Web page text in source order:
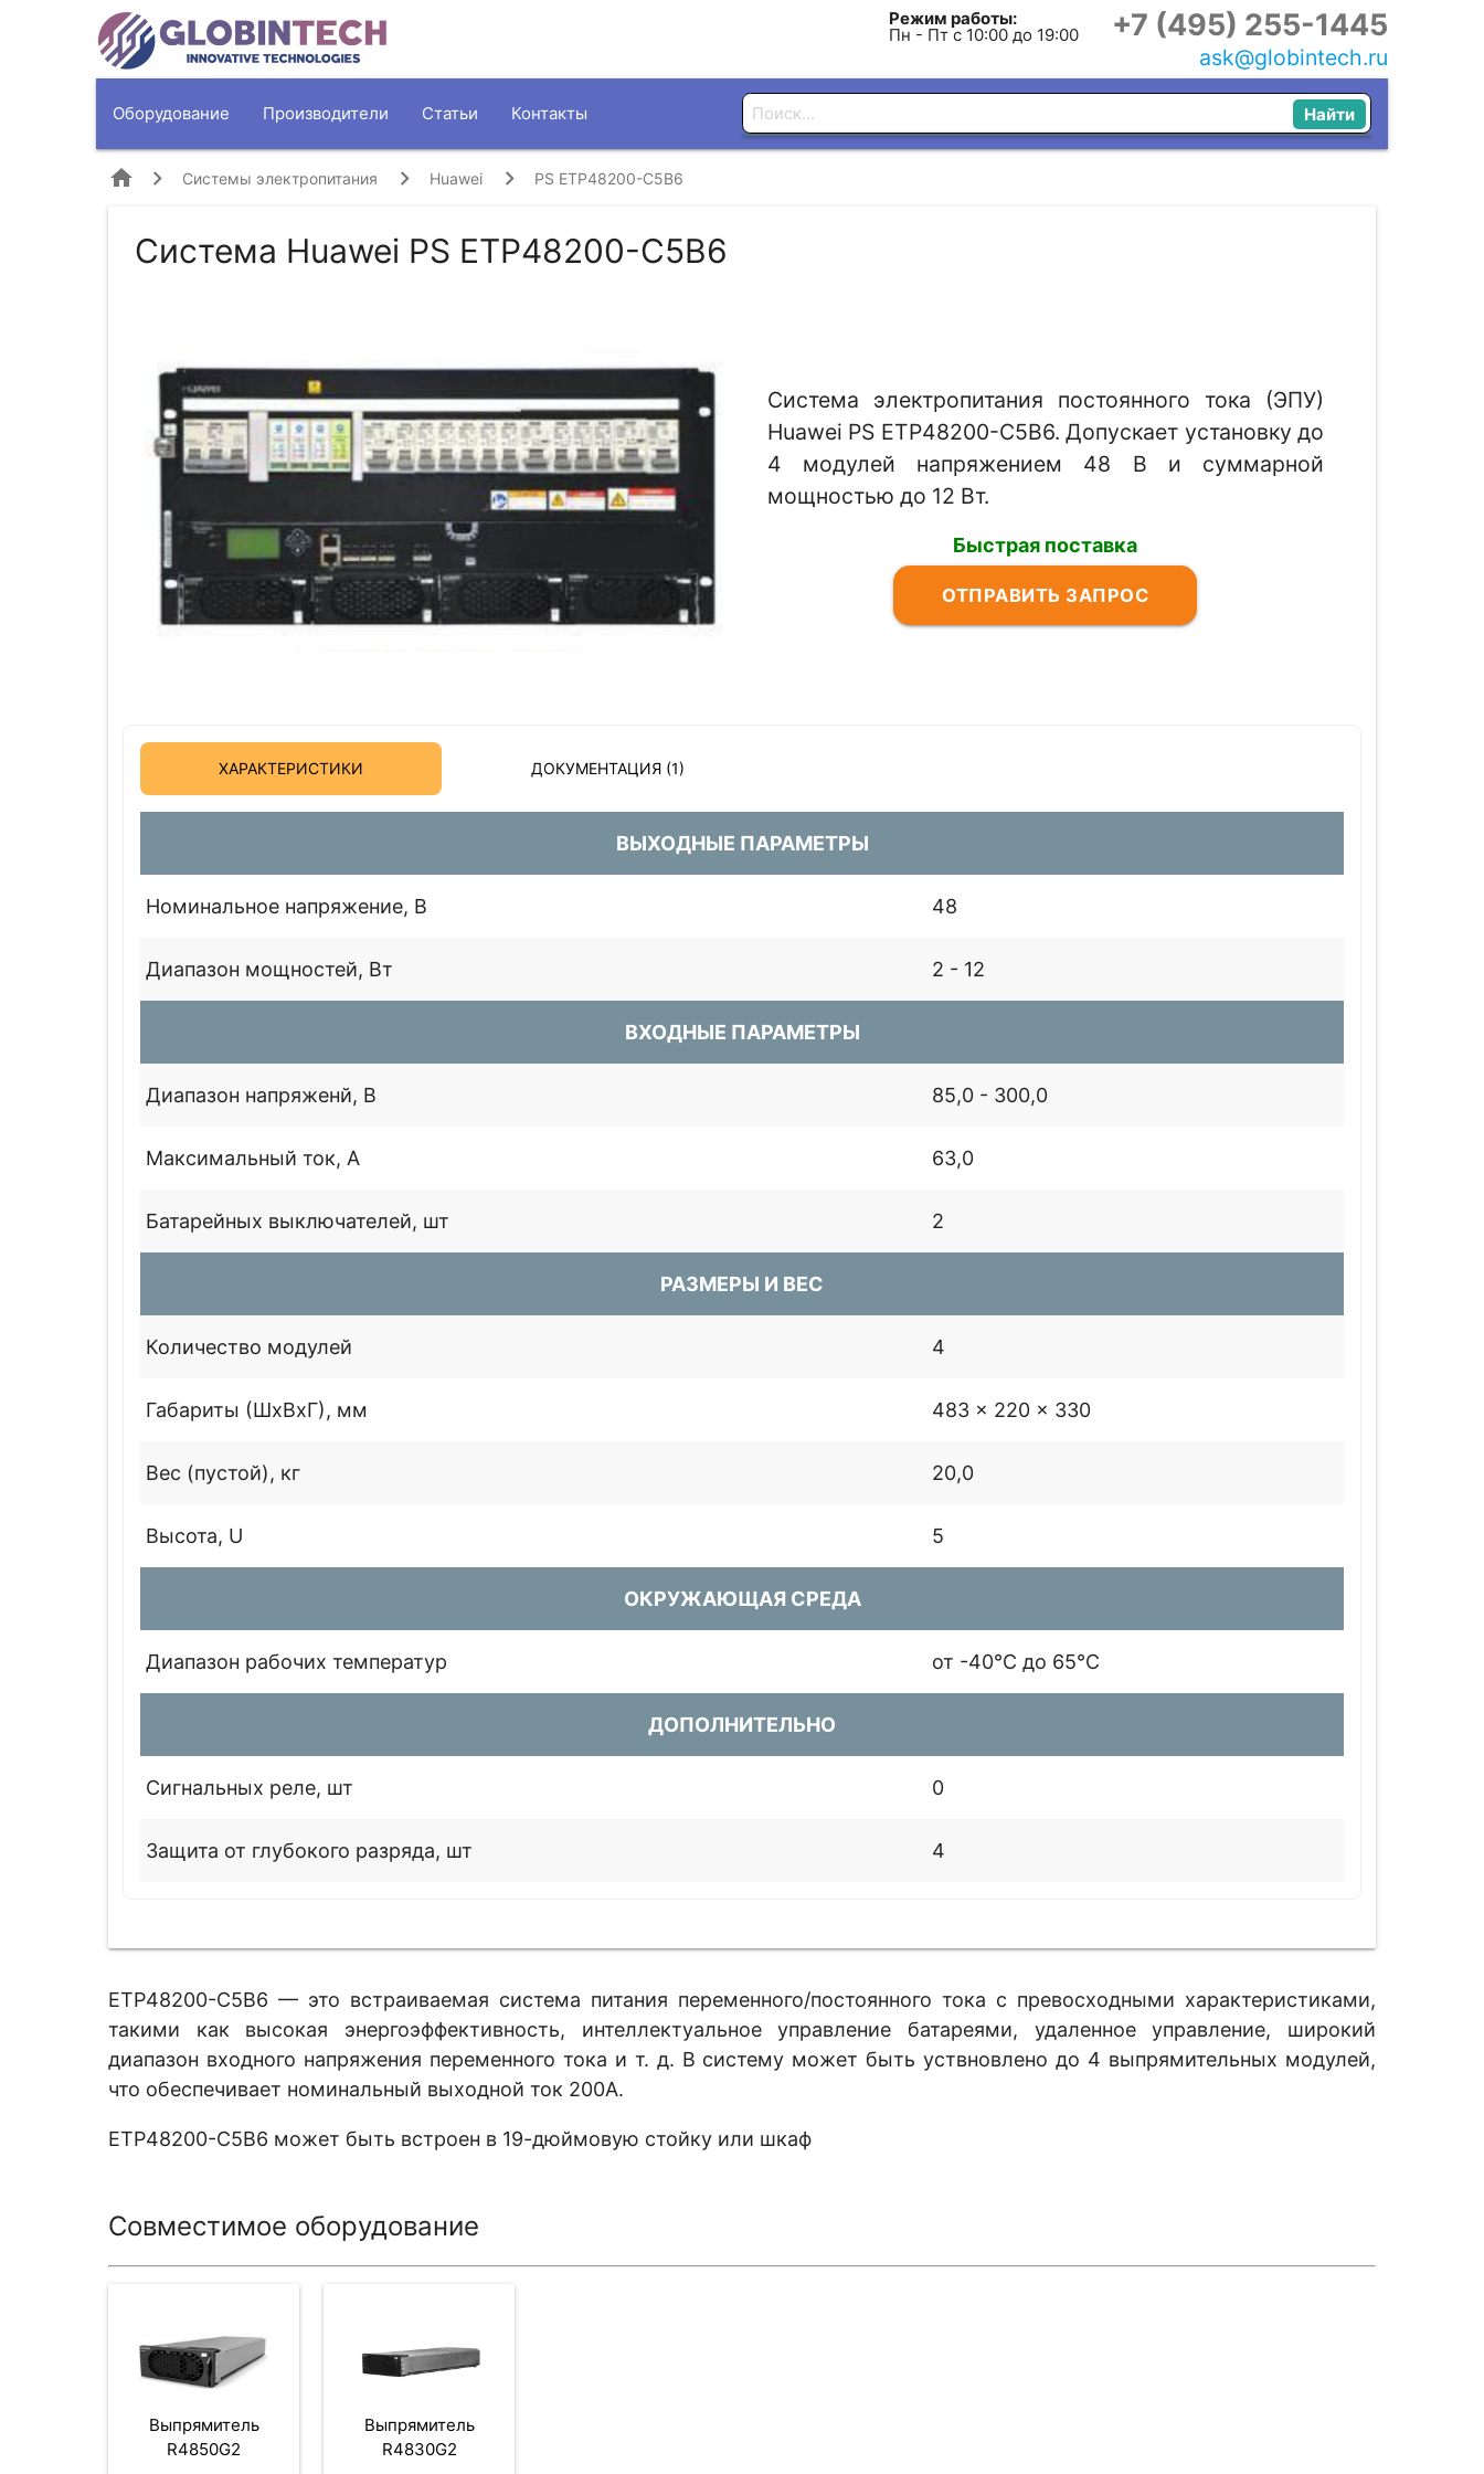
Режим работы:
Пн - Пт с 10:00 до 19:00 +7 (495) 255-1445
ask@globintech.ru
Оборудование Производители Статьи Контакты Найти
home Системы электропитания Huawei PS ETP48200-C5B6
Система Huawei PS ETP48200-C5B6
Система электропитания постоянного тока (ЭПУ)
Huawei PS ETP48200-C5B6. Допускает установку до
4 модулей напряжением 48 В и суммарной
мощностью до 12 Вт.
Быстрая поставка
ОТПРАВИТЬ ЗАПРОС
ХАРАКТЕРИСТИКИ ДОКУМЕНТАЦИЯ (1)
ВЫХОДНЫЕ ПАРАМЕТРЫ
Номинальное напряжение, В 48
Диапазон мощностей, Вт 2 - 12
ВХОДНЫЕ ПАРАМЕТРЫ
Диапазон напряженй, В 85,0 - 300,0
Максимальный ток, А 63,0
Батарейных выключателей, шт 2
РАЗМЕРЫ И ВЕС
Количество модулей 4
Габариты (ШхВхГ), мм 483 x 220 x 330
Вес (пустой), кг 20,0
Высота, U 5
ОКРУЖАЮЩАЯ СРЕДА
Диапазон рабочих температур от -40°C до 65°C
ДОПОЛНИТЕЛЬНО
Сигнальных реле, шт 0
Защита от глубокого разряда, шт 4
ETP48200-C5B6 — это встраиваемая система питания переменного/постоянного тока с превосходными характеристиками,
такими как высокая энергоэффективность, интеллектуальное управление батареями, удаленное управление, широкий
диапазон входного напряжения переменного тока и т. д. В систему может быть уствновлено до 4 выпрямительных модулей,
что обеспечивает номинальный выходной ток 200А.
ETP48200-C5B6 может быть встроен в 19-дюймовую стойку или шкаф
Совместимое оборудование
Выпрямитель
R4850G2
Выпрямитель
R4830G2